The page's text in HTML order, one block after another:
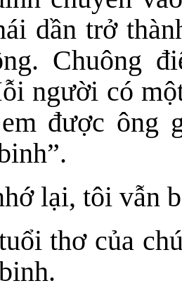
dần trở
Chuông
người có
được ông
lại, tôi vẫn
thơ của